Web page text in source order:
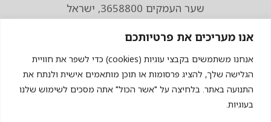
אנו מעריכים את פרטיותכם
אנחנו משתמשים בקבצי עוגיות (cookies) כדי לשפר את חוויית
הגלישה שלך, להציג פרסומות או תוכן מותאמים אישית ולנתח את
התנועה באתר. בלחיצה על "אשר הכול" אתה מסכים לשימוש שלנו
בעוגיות.
שער העמקים 3658800, ישראל
טלפון
074-7110298